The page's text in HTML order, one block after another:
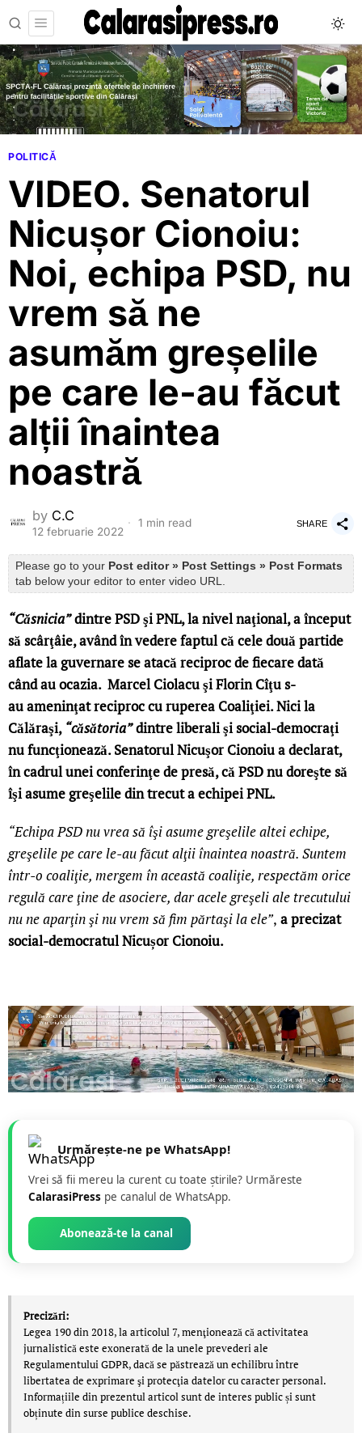
POLITICĂ
VIDEO. Senatorul
Nicușor Cionoiu:
Noi, echipa PSD, nu
vrem să ne
asumăm greșelile
pe care le-au făcut
alții înaintea
noastră
by C.C
12 februarie 2022
1 min read SHARE
Please go to your Post editor » Post Settings » Post Formats
tab below your editor to enter video URL.
“Căsnicia”dintre PSD şi PNL, la nivel naţional, a început
să scârţâie, având în vedere faptul că cele două partide
aflate la guvernare se atacă reciproc de fiecare dată
când au ocazia. Marcel Ciolacu şi Florin Cîţu s-
au ameninţat reciproc cu ruperea Coaliţiei. Nici la
Călăraşi, “căsătoria”dintre liberali şi social-democraţi
nu funcţionează. Senatorul Nicuşor Cionoiu a declarat,
în cadrul unei conferinţe de presă, că PSD nu doreşte să
îşi asume greşelile din trecut a echipei PNL.
“Echipa PSD nu vrea să îşi asume greşelile altei echipe,
greşelile pe care le-au făcut alţii înaintea noastră. Suntem
într-o coaliţie, mergem în această coaliţie, respectăm orice
regulă care ţine de asociere, dar acele greşeli ale trecutului
nu ne aparţin şi nu vrem să fim părtaşi la ele”, a precizat
social-democratul Nicușor Cionoiu.
Urmărește-ne pe WhatsApp!
Vrei să fii mereu la curent cu toate știrile? Urmăreste
CalarasiPress pe canalul de WhatsApp.
Abonează-te la canal
Precizări:
Legea 190 din 2018, la articolul 7, menţionează că activitatea
jurnalistică este exonerată de la unele prevederi ale
Regulamentului GDPR, dacă se păstrează un echilibru între
libertatea de exprimare şi protecţia datelor cu caracter personal.
Informațiile din prezentul articol sunt de interes public și sunt
obținute din surse publice deschise.